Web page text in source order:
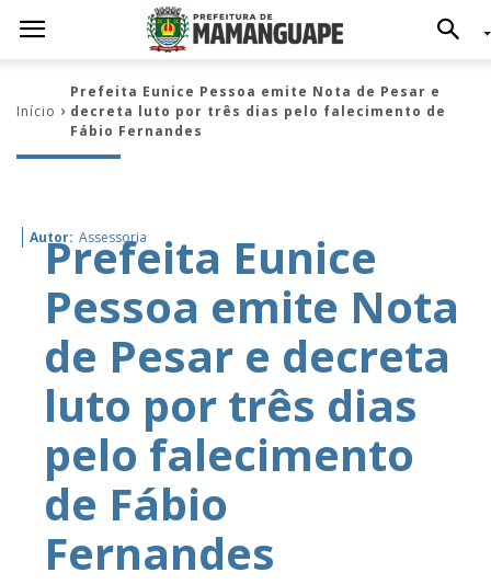
Início
Prefeita Eunice Pessoa emite Nota de Pesar e
decreta luto por três dias pelo falecimento de
Fábio Fernandes
Autor: Assessoria
Prefeita Eunice
Pessoa emite Nota
de Pesar e decreta
luto por três dias
pelo falecimento
de Fábio
Fernandes